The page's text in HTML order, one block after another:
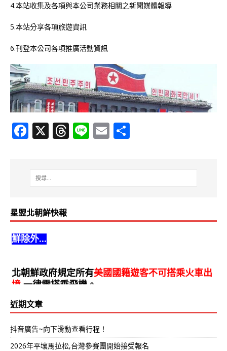
4.本站收集及各項與本公司業務相關之新聞媒體報導
5.本站分享各項旅遊資訊
6.刊登本公司各項推廣活動資訊
F
e
o
o
k
X T
s
Li E
星盟北朝鮮快報
北朝鮮政府歡迎全球遊客前來北朝鮮旅遊,但是南朝
鮮除外...
北朝鮮政府規定所有美國國籍遊客不可搭乘火車出
境,一律需搭乘飛機。
近期文章
抖音廣告~向下滑動查看行程！
2026年平壤馬拉松,台灣參賽團開始接受報名